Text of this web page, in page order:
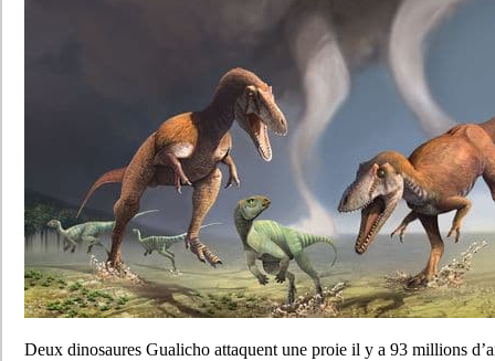
Deux dinosaures Gualicho attaquent une proie il y a 93 millions